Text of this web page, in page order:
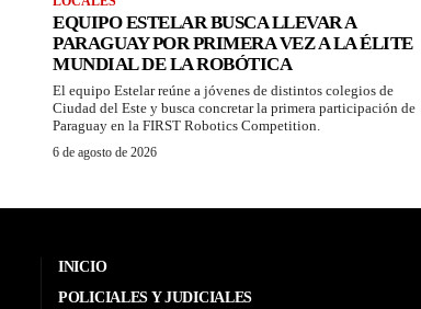
EQUIPO ESTELAR BUSCA LLEVAR A
PARAGUAY POR PRIMERA VEZ A LA ÉLITE
MUNDIAL DE LA ROBÓTICA
El equipo Estelar reúne a jóvenes de distintos colegios de
Ciudad del Este y busca concretar la primera participación de
Paraguay en la FIRST Robotics Competition.
6 de agosto de 2026
INICIO
POLICIALES Y JUDICIALES